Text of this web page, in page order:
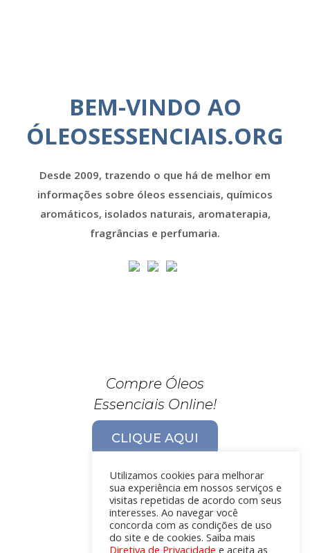
BEM-VINDO AO
ÓLEOSESSENCIAIS.ORG
Desde 2009, trazendo o que há de melhor em
informações sobre óleos essenciais, químicos
aromáticos, isolados naturais, aromaterapia,
fragrâncias e perfumaria.
Compre Óleos
Essenciais Online!
CLIQUE AQUI
Utilizamos cookies para melhorar
sua experiência em nossos serviços e
visitas repetidas de acordo com seus
interesses. Ao navegar você
concorda com as condições de uso
do site e de cookies. Saiba mais
Diretiva de Privacidade e aceita as